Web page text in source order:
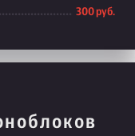
300 руб.